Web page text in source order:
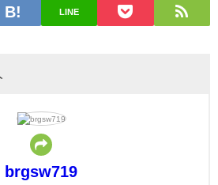
LINE
brgsw719